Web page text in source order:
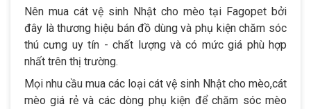
Nên mua cát vệ sinh Nhật cho mèo tại Fagopet bởi
đây là thương hiệu bán đồ dùng và phụ kiện chăm sóc
thú cưng uy tín - chất lượng và có mức giá phù hợp
nhất trên thị trường.
Mọi nhu cầu mua các loại cát vệ sinh Nhật cho mèo,cát
mèo giá rẻ và các dòng phụ kiện để chăm sóc mèo